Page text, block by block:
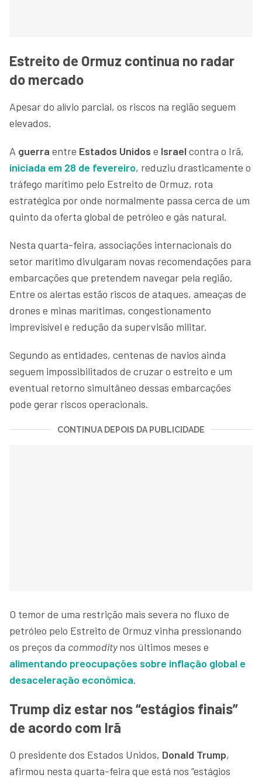
Estreito de Ormuz continua no radar
do mercado
Apesar do alívio parcial, os riscos na região seguem
elevados.
A guerra entre Estados Unidos e Israel contra o Irã,
iniciada em 28 de fevereiro, reduziu drasticamente o
tráfego marítimo pelo Estreito de Ormuz, rota
estratégica por onde normalmente passa cerca de um
quinto da oferta global de petróleo e gás natural.
Nesta quarta-feira, associações internacionais do
setor marítimo divulgaram novas recomendações para
embarcações que pretendem navegar pela região.
Entre os alertas estão riscos de ataques, ameaças de
drones e minas marítimas, congestionamento
imprevisível e redução da supervisão militar.
Segundo as entidades, centenas de navios ainda
seguem impossibilitados de cruzar o estreito e um
eventual retorno simultâneo dessas embarcações
pode gerar riscos operacionais.
CONTINUA DEPOIS DA PUBLICIDADE
O temor de uma restrição mais severa no fluxo de
petróleo pelo Estreito de Ormuz vinha pressionando
os preços da commoditynos últimos meses e
alimentando preocupações sobre inflação global e
desaceleração econômica.
Trump diz estar nos “estágios finais”
de acordo com Irã
O presidente dos Estados Unidos, Donald Trump,
afirmou nesta quarta-feira que está nos “estágios